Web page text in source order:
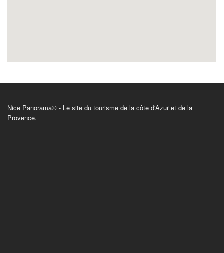
Nice Panorama® - Le site du tourisme de la côte d'Azur et de la
Provence.